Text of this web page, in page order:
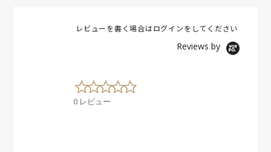
レビューを書く場合はログイン をしてください
Reviews by
0
.
0 レビュー